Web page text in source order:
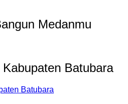
Medanmu
Batubara